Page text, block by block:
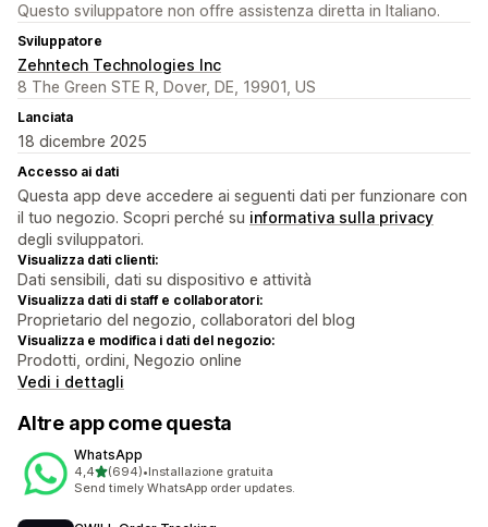
Questo sviluppatore non offre assistenza diretta in Italiano.
Sviluppatore
Zehntech Technologies Inc
8 The Green STE R, Dover, DE, 19901, US
Lanciata
18 dicembre 2025
Accesso ai dati
Questa app deve accedere ai seguenti dati per funzionare con
il tuo negozio. Scopri perché su informativa sulla privacy
degli sviluppatori.
Visualizza dati clienti:
Dati sensibili, dati su dispositivo e attività
Visualizza dati di staff e collaboratori:
Proprietario del negozio, collaboratori del blog
Visualizza e modifica i dati del negozio:
Prodotti, ordini, Negozio online
Vedi i dettagli
Altre app come questa
WhatsApp
4,4stelle su 5
(694)
694 recensioni totali
•Installazione gratuita
Send timely WhatsApp order updates.